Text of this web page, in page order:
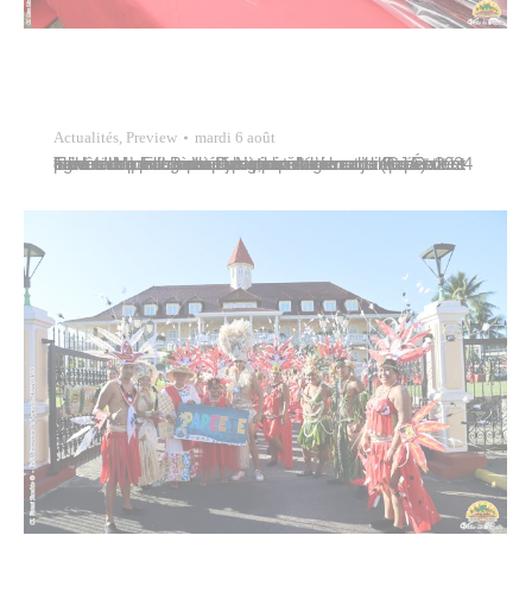
Actualités, Preview mardi 6 août
Tavana Michel Buillard participait ce mardi 6 août 2024 à l’hôtel de ville, à une distribution de cartables en faveur de plus de trois cents collégiens de Papeete et élèves du centre pour jeunes adolescents (CJA) de Fare-Ute par la société Nippon Automoto représentée par Leïana Faugerat-Dang, directrice adjointe. Étaient également présents plusieurs élus du…